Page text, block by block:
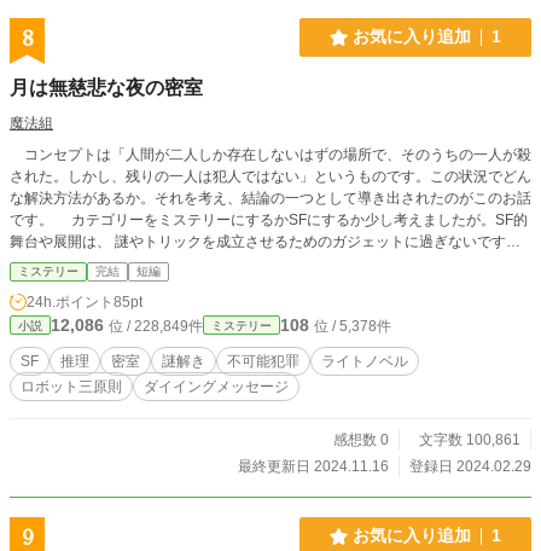
8 お気に入り追加 1
月は無慈悲な夜の密室
魔法組
コンセプトは「人間が二人しか存在しないはずの場所で、そのうちの一人が殺
された。しかし、残りの一人は犯人ではない」というものです。この状況でどん
な解決方法があるか。それを考え、結論の一つとして導き出されたのがこのお話
です。 カテゴリーをミステリーにするかSFにするか少し考えましたが。SF的
舞台や展開は、 謎やトリックを成立させるためのガジェットに過ぎないです
し、メインテーマは前述の不可能殺人だったのでミステリーにしました。もし運
営様に注意されたら変更するかもしれません。 ☆あらすじ。 月の裏側に位
置する日本の月面基地ルナポート９。そこに駐在する二人の技官の一人、芹沢が
何者かによって包丁で腰を刺され死亡した。 だが現在ルナポート９には……
と言うより月全体でも人間は二人しか存在しない。つまり犯人はもう一人の駐在
技官である近藤以外にあり得ないのだが、近藤は自らは絶対に犯人ではないと主
張する。 謎を解き真実をつきとめるため、基地のロボットたちと協力して推
ミステリー 完結 短編
24h.ポイント 85pt
小説 12,086 位 / 228,849件 ミステリー 108 位 / 5,378件
SF 推理 密室 謎解き 不可能犯罪
ライトノベル
ロボット三原則
ダイイングメッセージ
感想数 0
文字数 100,861
最終更新日 2024.11.16
登録日 2024.02.29
9 お気に入り追加 1